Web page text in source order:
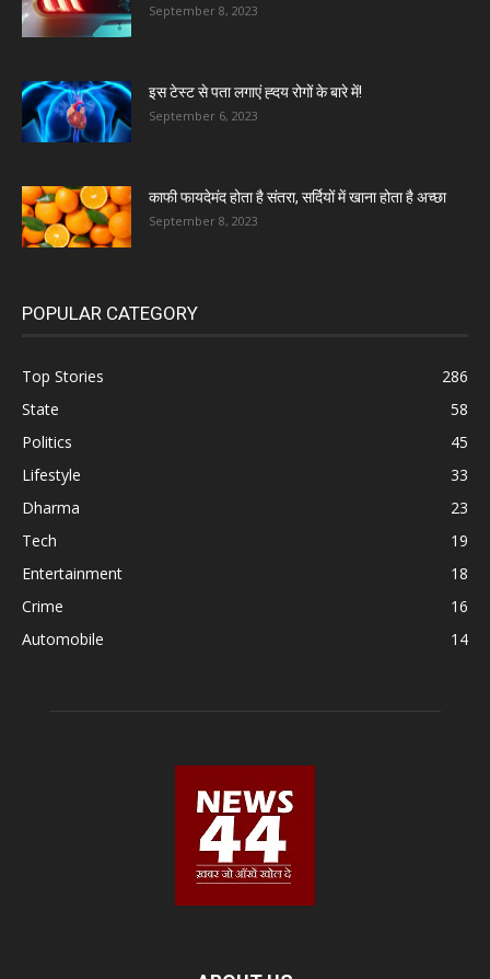
September 8, 2023
इस टेस्ट से पता लगाएं ह्दय रोगों के बारे में!
September 6, 2023
काफी फायदेमंद होता है संतरा, सर्दियों में खाना होता है अच्छा
September 8, 2023
POPULAR CATEGORY
Top Stories
286
State
58
Politics
45
Lifestyle
33
Dharma
23
Tech
19
Entertainment
18
Crime
16
Automobile
14